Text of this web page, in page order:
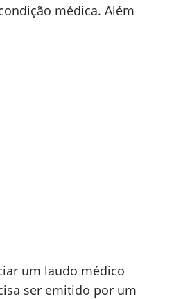
médica. Além
um laudo médico
ser emitido por um